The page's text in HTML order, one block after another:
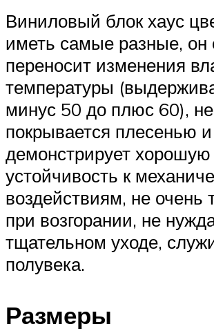
Виниловый блок хаус
иметь самые разные, он
переносит изменения
температуры
минус 50 до плюс 60), не
покрывается плесенью
демонстрирует хорошую
устойчивость к
воздействиям, не очень
при возгорании, не
тщательном уходе,
полувека.
Размеры